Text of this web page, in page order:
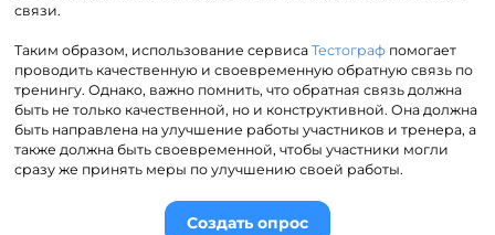
связи.
Таким образом, использование сервисаТестограф помогает
проводить качественную и своевременную обратную связь по
тренингу. Однако, важно помнить, что обратная связь должна
быть не только качественной, но и конструктивной. Она должна
быть направлена на улучшение работы участников и тренера, а
также должна быть своевременной, чтобы участники могли
сразу же принять меры по улучшению своей работы.
Создать опрос